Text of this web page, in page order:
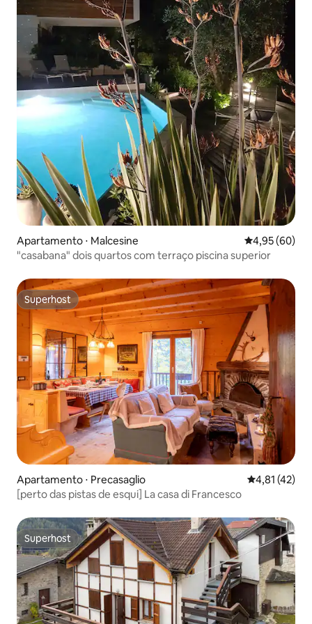
Apartamento ⋅ Malcesine 4,95 de uma
4,95 (60)
"casabana" dois quartos com terraço piscina superior
Superhost
Superhost
Apartamento ⋅ Precasaglio 4,81 de uma
4,81 (42)
[perto das pistas de esqui] La casa di Francesco
Superhost
Superhost